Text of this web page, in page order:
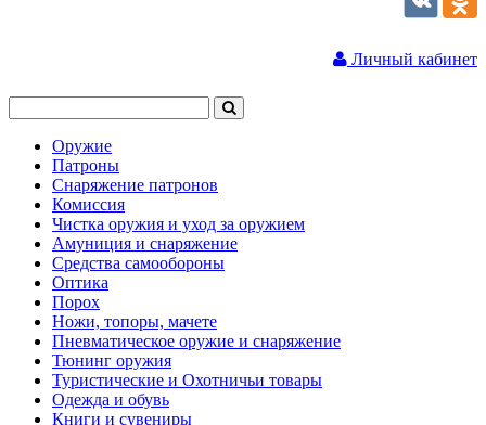
Личный кабинет
Оружие
Патроны
Снаряжение патронов
Комиссия
Чистка оружия и уход за оружием
Амуниция и снаряжение
Средства самообороны
Оптика
Порох
Ножи, топоры, мачете
Пневматическое оружие и снаряжение
Тюнинг оружия
Туристические и Охотничьи товары
Одежда и обувь
Книги и сувениры